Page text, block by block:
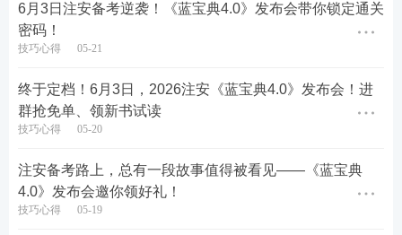
🎊6月3日18:00-22:00，邀您共同见证《蓝宝典4.0》
6月3日注安备考逆袭！《蓝宝典4.0》发布会带你锁定通关
密码！
技巧心得 05-21
终于定档！6月3日，2026注安《蓝宝典4.0》发布会！进
群抢免单、领新书试读
技巧心得 05-20
注安备考路上，总有一段故事值得被看见——《蓝宝典
4.0》发布会邀你领好礼！
技巧心得 05-19